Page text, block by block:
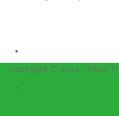
copyright © 2024 - Inkas